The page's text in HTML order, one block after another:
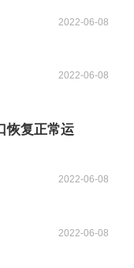
2022-06-08
2022-06-08
恢复正常运
2022-06-08
2022-06-08